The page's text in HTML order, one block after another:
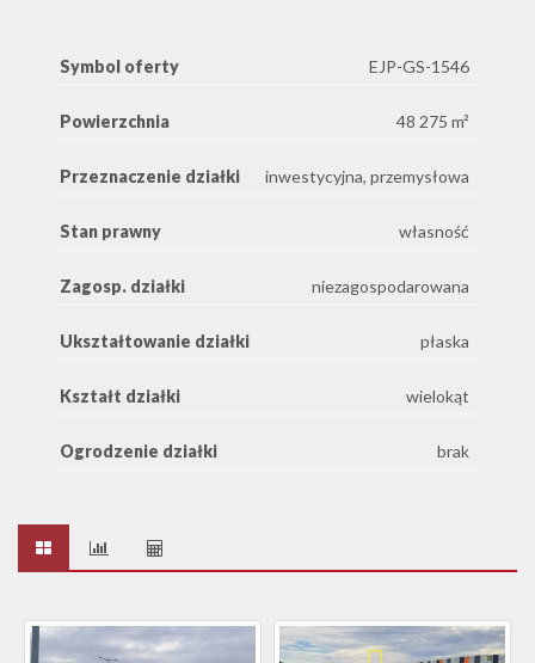
Symbol oferty EJP-GS-1546
Powierzchnia 48 275 m²
Przeznaczenie działki inwestycyjna, przemysłowa
Stan prawny własność
Zagosp. działki niezagospodarowana
Ukształtowanie działki płaska
Kształt działki wielokąt
Ogrodzenie działki brak